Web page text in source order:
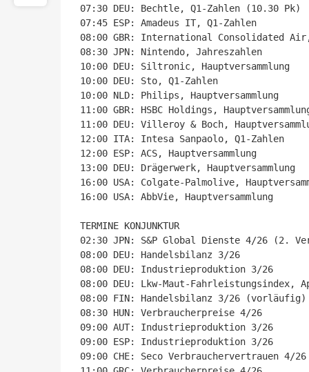
07:30 DEU: Bechtle, Q1-Zahlen (10.30 Pk)
07:45 ESP: Amadeus IT, Q1-Zahlen
08:00 GBR: International Consolidated
08:30 JPN: Nintendo, Jahreszahlen
10:00 DEU: Siltronic, Hauptversammlung
10:00 DEU: Sto, Q1-Zahlen
10:00 NLD: Philips, Hauptversammlung
11:00 GBR: HSBC Holdings,
11:00 DEU: Villeroy & Boch,
12:00 ITA: Intesa Sanpaolo, Q1-Zahlen
12:00 ESP: ACS, Hauptversammlung
13:00 DEU: Drägerwerk, Hauptversammlung
16:00 USA: Colgate-Palmolive,
16:00 USA: AbbVie, Hauptversammlung
TERMINE KONJUNKTUR
02:30 JPN: S&P Global Dienste 4/26 (2.
08:00 DEU: Handelsbilanz 3/26
08:00 DEU: Industrieproduktion 3/26
08:00 DEU: Lkw-Maut-Fahrleistungsindex,
08:00 FIN: Handelsbilanz 3/26 (vorläufig)
08:30 HUN: Verbraucherpreise 4/26
09:00 AUT: Industrieproduktion 3/26
09:00 ESP: Industrieproduktion 3/26
09:00 CHE: Seco Verbrauchervertrauen 4/26